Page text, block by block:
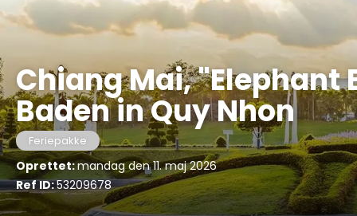
Chiang Mai, "Elephant
Baden in Quy Nhon
Feriepakke
Oprettet:mandag den 11. maj 2026
Ref ID:53209678